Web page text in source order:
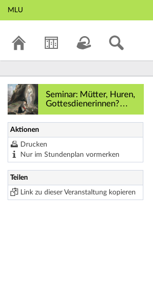
MLU
Seminar: Mütter, Huren,
Gottesdienerinnen?
Biblische Frauenfiguren
in der Literatur des 19.
(Mi 10-12) - Details
Aktionen
Drucken
Nur im Stundenplan vormerken
Teilen
Link zu dieser Veranstaltung kopieren